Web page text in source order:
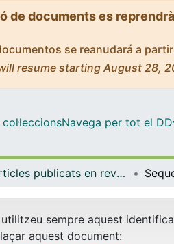
de documents es
se reanudará a
resume starting August 28,
Navega per tot el DD
Articles publicats en revistes (Química Inorgànica i Orgànica)
utilitzeu sempre aquest
aquest document: